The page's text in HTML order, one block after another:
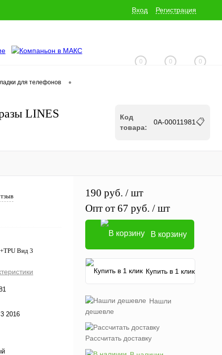
Вход Регистрация
0 0 0
для телефонов •
LINES
Код
товара:
0А-00011981📋
Вид 3
2016
190 руб. / шт
Опт от 67 руб. / шт
В корзину
Купить в 1 клик
Нашли
дешевле
Рассчитать доставку